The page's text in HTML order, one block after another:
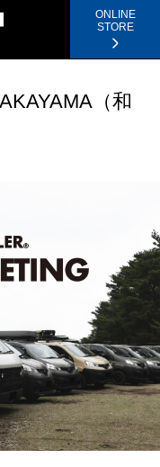
ONLINE
STORE
（和